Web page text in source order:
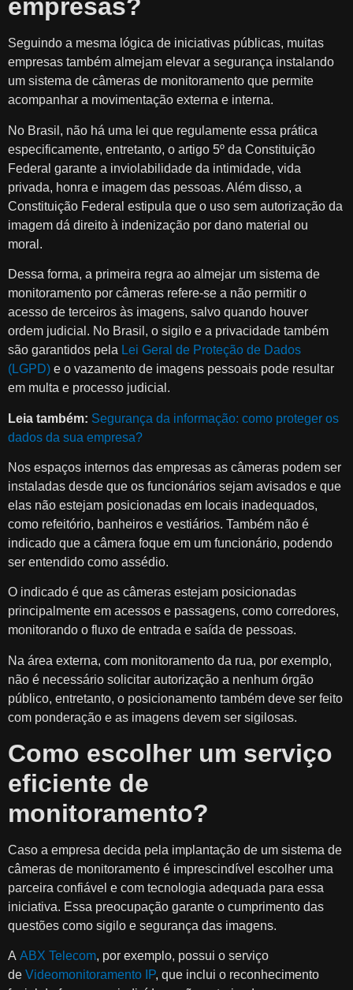
empresas?
Seguindo a mesma lógica de iniciativas públicas, muitas
empresas também almejam elevar a segurança instalando
um sistema de câmeras de monitoramento que permite
acompanhar a movimentação externa e interna.
No Brasil, não há uma lei que regulamente essa prática
especificamente, entretanto, o artigo 5º da Constituição
Federal garante a inviolabilidade da intimidade, vida
privada, honra e imagem das pessoas. Além disso, a
Constituição Federal estipula que o uso sem autorização da
imagem dá direito à indenização por dano material ou
moral.
Dessa forma, a primeira regra ao almejar um sistema de
monitoramento por câmeras refere-se a não permitir o
acesso de terceiros às imagens, salvo quando houver
ordem judicial. No Brasil, o sigilo e a privacidade também
são garantidos pela Lei Geral de Proteção de Dados
(LGPD) e o vazamento de imagens pessoais pode resultar
em multa e processo judicial.
Leia também: Segurança da informação: como proteger os
dados da sua empresa?
Nos espaços internos das empresas as câmeras podem ser
instaladas desde que os funcionários sejam avisados e que
elas não estejam posicionadas em locais inadequados,
como refeitório, banheiros e vestiários. Também não é
indicado que a câmera foque em um funcionário, podendo
ser entendido como assédio.
O indicado é que as câmeras estejam posicionadas
principalmente em acessos e passagens, como corredores,
monitorando o fluxo de entrada e saída de pessoas.
Na área externa, com monitoramento da rua, por exemplo,
não é necessário solicitar autorização a nenhum órgão
público, entretanto, o posicionamento também deve ser feito
com ponderação e as imagens devem ser sigilosas.
Como escolher um serviço
eficiente de
monitoramento?
Caso a empresa decida pela implantação de um sistema de
câmeras de monitoramento é imprescindível escolher uma
parceira confiável e com tecnologia adequada para essa
iniciativa. Essa preocupação garante o cumprimento das
questões como sigilo e segurança das imagens.
A ABX Telecom, por exemplo, possui o serviço
de Videomonitoramento IP, que inclui o reconhecimento